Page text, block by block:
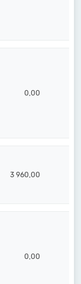
0,00
3 960,00
0,00